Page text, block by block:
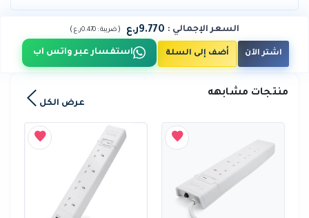
السعر الإجمالي : 9.770ر.ع (ضريبة : 0.470ر.ع )
اشتر الآن أضف إلى السلة استفسار عبر واتس اب
منتجات مشابهه
عرض الكل